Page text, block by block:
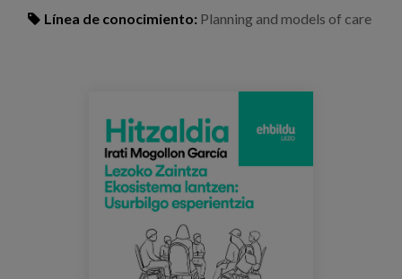
Eventos
Trabaja con nosotros
Línea de conocimiento: Planning and models of care